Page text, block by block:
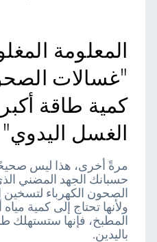
"غسالات
كمية طاقة
الغسل اليدوي"
مرةً أخرى، هذا ليس
حسبانك الجهد المضني
الصحون الكهرباء لتسخين
ولأنها تحتاج إلى كمية
المطبخ، فإنها ستستهلك
باليدين.